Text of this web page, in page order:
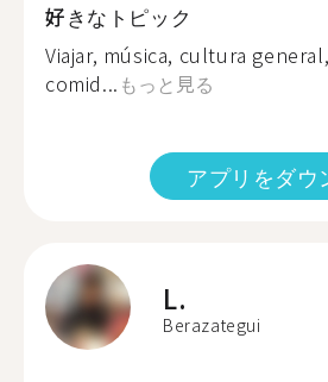
好きなトピック
Viajar, música, cultura
comid... もっと見る
アプリをダウ
L.
Berazategui